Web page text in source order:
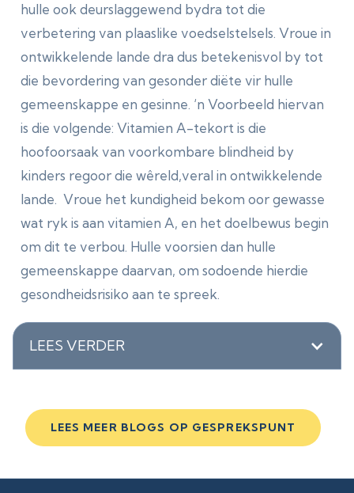
hulle ook deurslaggewend bydra tot die
verbetering van plaaslike voedselstelsels. Vroue in
ontwikkelende lande dra dus betekenisvol by tot
die bevordering van gesonder diëte vir hulle
gemeenskappe en gesinne. ‘n Voorbeeld hiervan
is die volgende: Vitamien A-tekort is die
hoofoorsaak van voorkombare blindheid by
kinders regoor die wêreld,veral in ontwikkelende
lande. Vroue het kundigheid bekom oor gewasse
wat ryk is aan vitamien A, en het doelbewus begin
om dit te verbou. Hulle voorsien dan hulle
gemeenskappe daarvan, om sodoende hierdie
gesondheidsrisiko aan te spreek.
LEES VERDER
LEES MEER BLOGS OP GESPREKSPUNT